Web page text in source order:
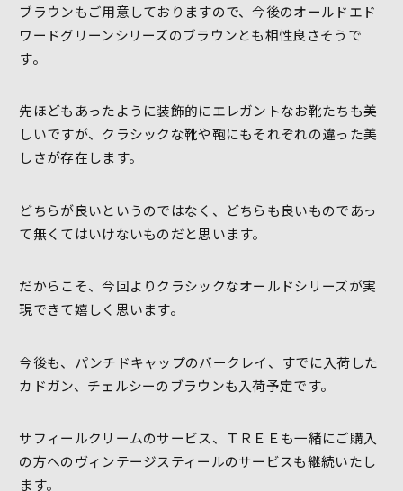
ブラウンもご用意しておりますので、今後のオールドエド
ワードグリーンシリーズのブラウンとも相性良さそうで
す。
先ほどもあったように装飾的にエレガントなお靴たちも美
しいですが、クラシックな靴や鞄にもそれぞれの違った美
しさが存在します。
どちらが良いというのではなく、どちらも良いものであっ
て無くてはいけないものだと思います。
だからこそ、今回よりクラシックなオールドシリーズが実
現できて嬉しく思います。
今後も、パンチドキャップのバークレイ、すでに入荷した
カドガン、チェルシーのブラウンも入荷予定です。
サフィールクリームのサービス、ＴＲＥＥも一緒にご購入
の方へのヴィンテージスティールのサービスも継続いたし
ます。